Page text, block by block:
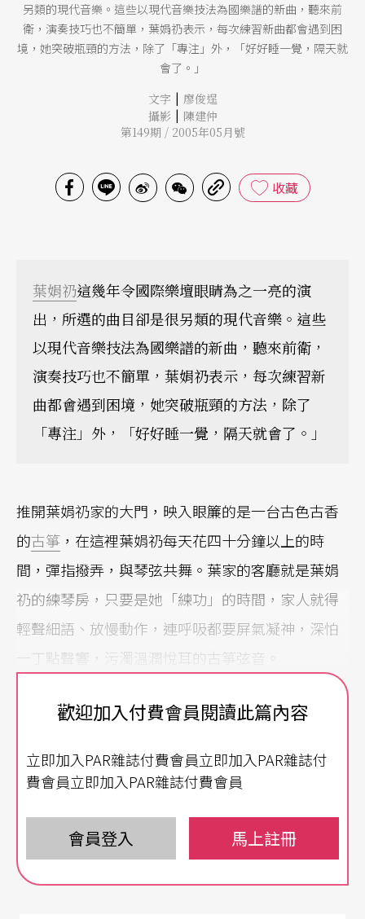
另類的現代音樂。這些以現代音樂技法為國樂譜的新曲，聽來前
衛，演奏技巧也不簡單，葉娟礽表示，每次練習新曲都會遇到困
境，她突破瓶頸的方法，除了「專注」外，「好好睡一覺，隔天就
會了。」
文字 | 廖俊逞
攝影 | 陳建仲
第149期 / 2005年05月號
收藏
葉娟礽這幾年令國際樂壇眼睛為之一亮的演
出，所選的曲目卻是很另類的現代音樂。這些
以現代音樂技法為國樂譜的新曲，聽來前衛，
演奏技巧也不簡單，葉娟礽表示，每次練習新
曲都會遇到困境，她突破瓶頸的方法，除了
「專注」外，「好好睡一覺，隔天就會了。」
推開葉娟礽家的大門，映入眼簾的是一台古色古香
的古箏 ，在這裡葉娟礽每天花四十分鐘以上的時
間，彈指撥弄，與琴弦共舞。葉家的客廳就是葉娟
礽的練琴房，只要是她「練功」的時間，家人就得
輕聲細語、放慢動作，連呼吸都要屏氣凝神，深怕
一丁點聲響，污濁溫潤悅耳的古箏弦音。
技術高超，征服國際樂壇
六十八年次的葉娟礽雖然年輕，但從八年前加入采
風樂坊，就以優異的古箏演奏技巧征戰歐陸舞台。
達佩斯、維也納、科隆、柏林、杜塞朵夫、布拉格
等地參加重要音樂節演出，到如今受到如達姆斯達
歡迎加入付費會員閱讀此篇內容
立即加入PAR雜誌付費會員立即加入PAR雜誌付
費會員立即加入PAR雜誌付費會員
會員登入 馬上註冊